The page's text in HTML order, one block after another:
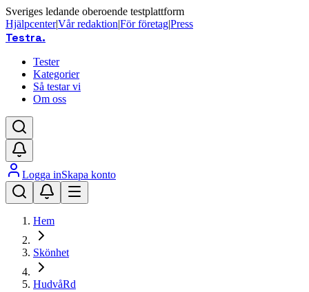
Sveriges ledande oberoende testplattform
Hjälpcenter|Vår redaktion|För företag|Press
Testra.
Tester
Kategorier
Så testar vi
Om oss
Logga inSkapa konto
Hem
Skönhet
HudvåRd